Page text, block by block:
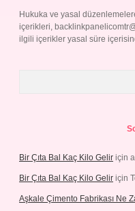
Hukuka ve yasal
içerikleri,
ilgili içerikler yasal süre
Bir Çıta Bal Kaç Kilo Gelir için
Bir Çıta Bal Kaç Kilo Gelir için
Aşkale Çimento Fabrikası Ne